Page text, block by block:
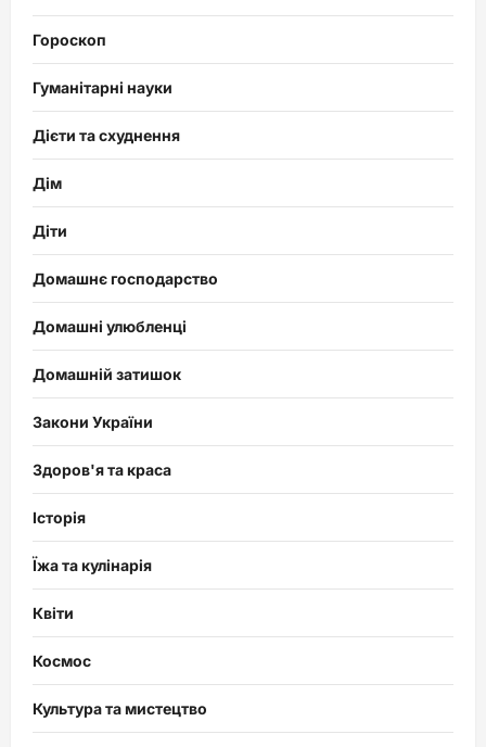
Гороскоп
Гуманітарні науки
Дієти та схуднення
Дім
Діти
Домашнє господарство
Домашні улюбленці
Домашній затишок
Закони України
Здоров'я та краса
Історія
Їжа та кулінарія
Квіти
Космос
Культура та мистецтво